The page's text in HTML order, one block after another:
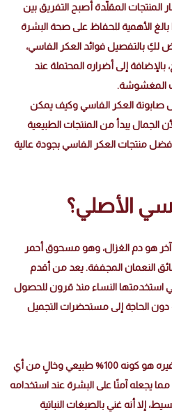
المنتجات المقلّدة أصبح التفريق بين
بالغ الأهمية للحفاظ على صحة البشرة
لكِ بالتفصيل فوائد العكر الفاسي،
إلى أضراره المحتملة عند
المغشوشة.
صابونة العكر الفاسي وكيف يمكن
الجمال يبدأ من المنتجات الطبيعية
منتجات العكر الفاسي بجودة عالية
الأصلي؟
هو دم الغزال، وهو مسحوق أحمر
النعمان المجففة. يعد من أقدم
استخدمتها النساء منذ قرون للحصول
الحاجة إلى مستحضرات التجميل
عن غيره هو كونه 100% طبيعي وخالٍ من أي
يجعله آمنًا على البشرة عند استخدامه
إلا أنه غني بالصبغات النباتية